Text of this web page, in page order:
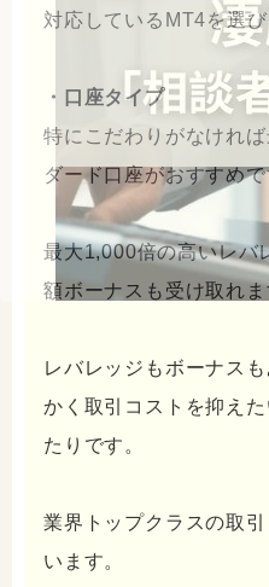
対応しているMT4を選
・口座タイプ
特にこだわりがなけれ
ダード口座がおすすめで
最大1,000倍の高いレバ
額ボーナスも受け取れ
レバレッジもボーナス
かく取引コストを抑え
たりです。
業界トップクラスの取
います。